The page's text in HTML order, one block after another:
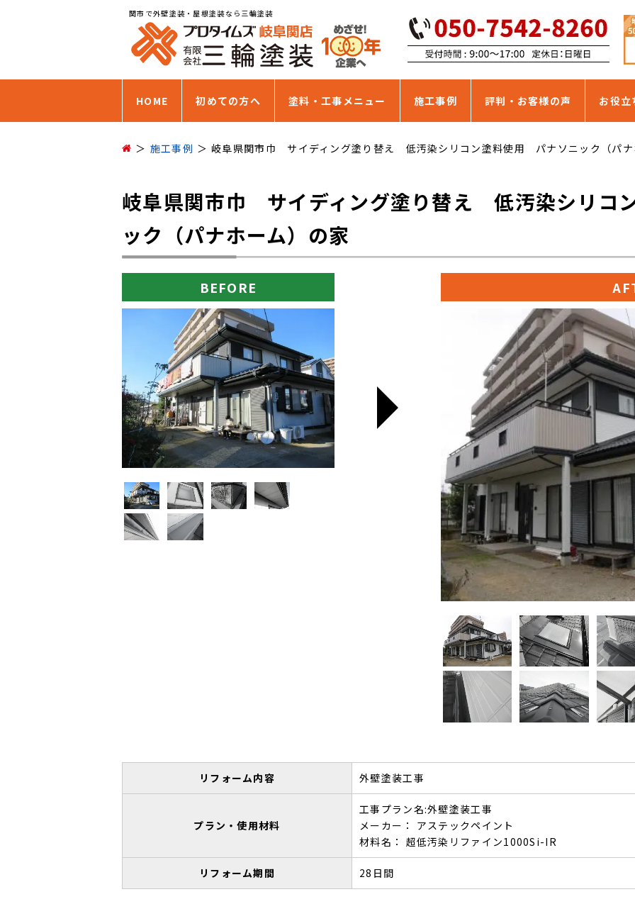
関市で外壁塗装・屋根塗装なら三輪塗装
HOME 初めての方へ 塗料・工事メニュー 施工事例 評判・お客様の声 お役立
施工事例 岐阜県関市巾 サイディング塗り替え 低汚染シリコン塗料使用 パナソニック（パナ
岐阜県関市巾 サイディング塗り替え 低汚染シリコ
ック（パナホーム）の家
BEFORE
リフォーム内容 外壁塗装工事
プラン・使用材料
工事プラン名:外壁塗装工事
メーカー： アステックペイント
材料名： 超低汚染リファイン1000Si-IR
リフォーム期間 28日間